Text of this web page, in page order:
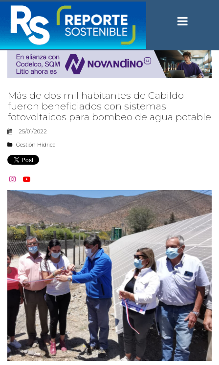
Más de dos mil habitantes de Cabildo
fueron beneficiados con sistemas
fotovoltaicos para bombeo de agua potable
25/01/2022
Gestión Hídrica
 